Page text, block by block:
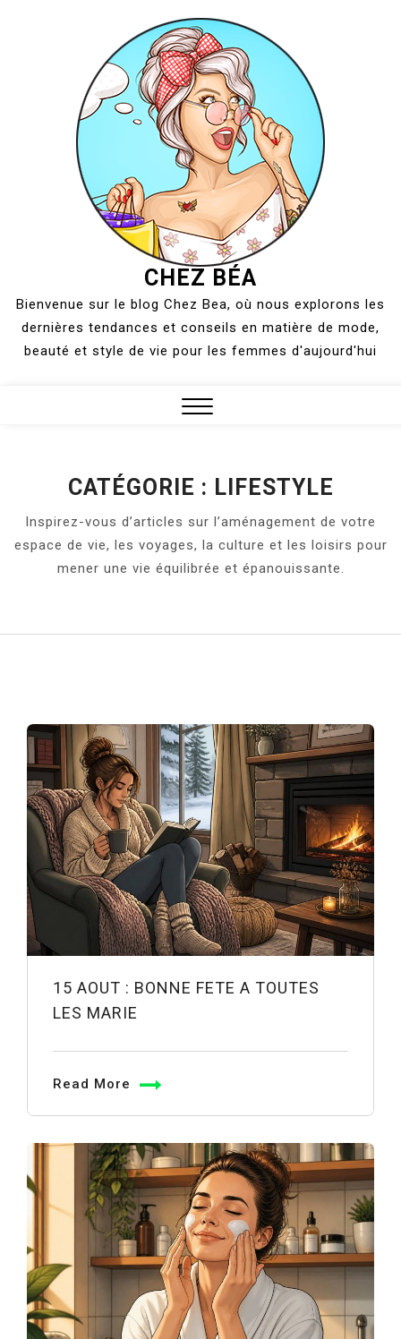
CHEZ BÉA
Bienvenue sur le blog Chez Bea, où nous explorons les
dernières tendances et conseils en matière de mode,
beauté et style de vie pour les femmes d'aujourd'hui
CATÉGORIE : LIFESTYLE
Inspirez-vous d’articles sur l’aménagement de votre
espace de vie, les voyages, la culture et les loisirs pour
mener une vie équilibrée et épanouissante.
15 AOUT : BONNE FETE A TOUTES
LES MARIE
Read More